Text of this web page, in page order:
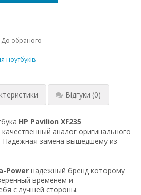
До обраного
ноутбуків
Відгуки (0)
HP Pavilion XF235
аналог оригинального
Надежная замена вышедшему из
Power надежный бренд которому
временем и
с лучшей стороны.